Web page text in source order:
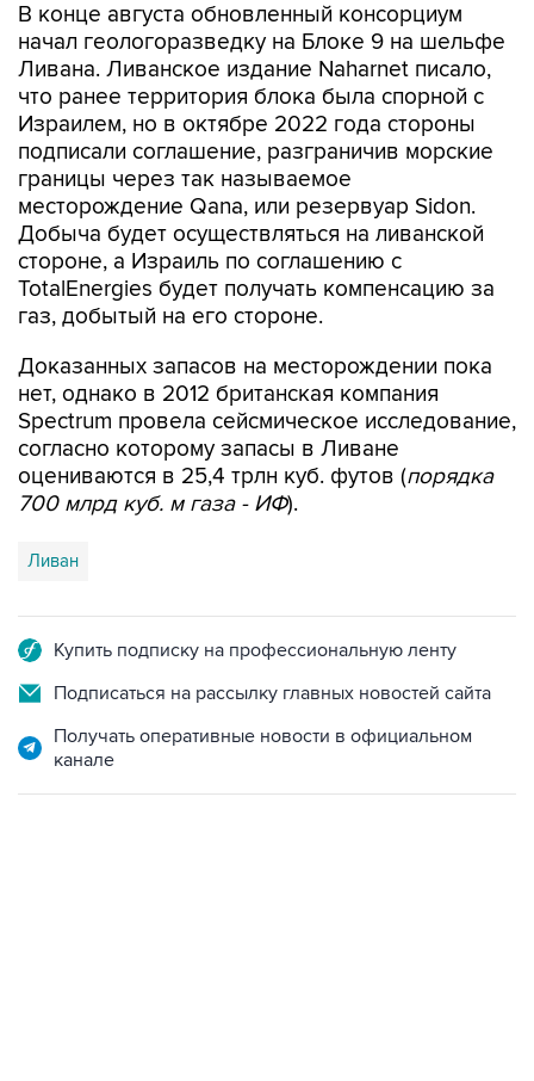
В конце августа обновленный консорциум
начал геологоразведку на Блоке 9 на шельфе
Ливана. Ливанское издание Naharnet писало,
что ранее территория блока была спорной с
Израилем, но в октябре 2022 года стороны
подписали соглашение, разграничив морские
границы через так называемое
месторождение Qana, или резервуар Sidon.
Добыча будет осуществляться на ливанской
стороне, а Израиль по соглашению с
TotalEnergies будет получать компенсацию за
газ, добытый на его стороне.
Доказанных запасов на месторождении пока
нет, однако в 2012 британская компания
Spectrum провела сейсмическое исследование,
согласно которому запасы в Ливане
оцениваются в 25,4 трлн куб. футов (порядка
700 млрд куб. м газа - ИФ).
Ливан
Купить подписку на профессиональную ленту
Подписаться на рассылку главных новостей сайта
Получать оперативные новости в официальном
канале